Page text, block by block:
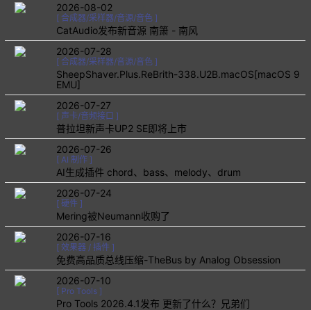
2026-08-02
[ 合成器/采样器/音源/音色 ]
CatAudio发布新音源 南箫 - 南风
2026-07-28
[ 合成器/采样器/音源/音色 ]
SheepShaver.Plus.ReBrith-338.U2B.macOS[macOS 9
EMU]
2026-07-27
[ 声卡/音频接口 ]
普拉坦新声卡UP2 SE即将上市
2026-07-26
[ AI 制作 ]
AI生成插件 chord、bass、melody、drum
2026-07-24
[硬件 ]
Mering被Neumann收购了
2026-07-16
[ 效果器 / 插件 ]
免费高品质总线压缩-TheBus by Analog Obsession
2026-07-10
[ Pro Tools ]
Pro Tools 2026.4.1发布 更新了什么？兄弟们